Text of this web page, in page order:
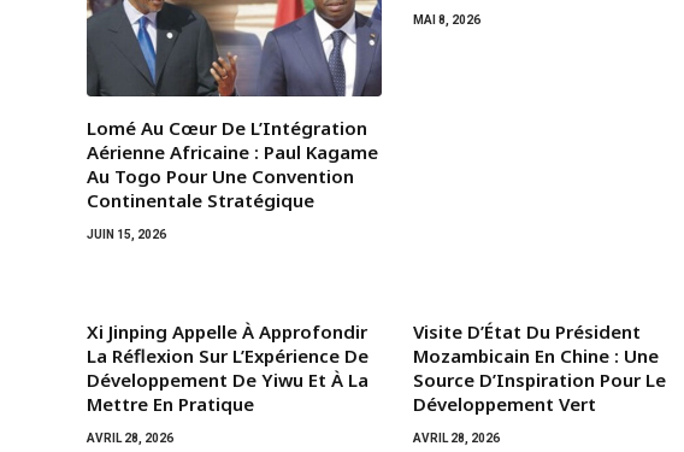
Lomé Au Cœur De L’Intégration
Aérienne Africaine : Paul Kagame
Au Togo Pour Une Convention
Continentale Stratégique
JUIN 15, 2026
MAI 8, 2026
Xi Jinping Appelle À Approfondir
La Réflexion Sur L’Expérience De
Développement De Yiwu Et À La
Mettre En Pratique
AVRIL 28, 2026
Visite D’État Du Président
Mozambicain En Chine : Une
Source D’Inspiration Pour Le
Développement Vert
AVRIL 28, 2026